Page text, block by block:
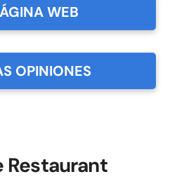
WEB
OPINIONES
Restaurant